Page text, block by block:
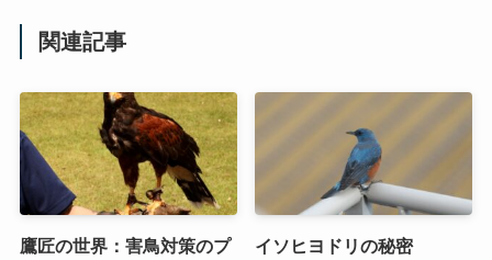
関連記事
鷹匠の世界：害鳥対策のプ
イソヒヨドリの秘密